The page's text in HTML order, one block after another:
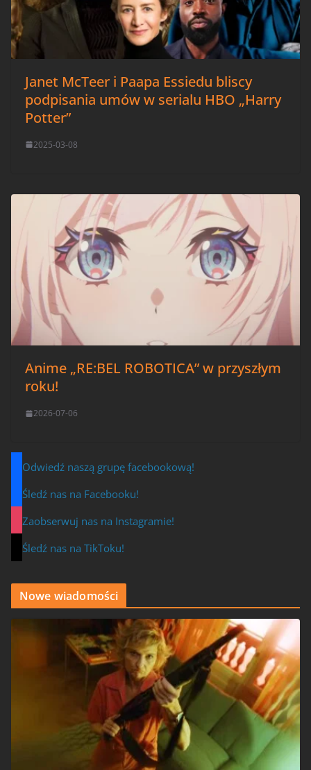
Janet McTeer i Paapa Essiedu bliscy
podpisania umów w serialu HBO „Harry
Potter”
2025-03-08
Anime „RE:BEL ROBOTICA” w przyszłym
roku!
2026-07-06
Odwiedź naszą grupę facebookową!
Śledź nas na Facebooku!
Zaobserwuj nas na Instagramie!
Śledź nas na TikToku!
Nowe wiadomości